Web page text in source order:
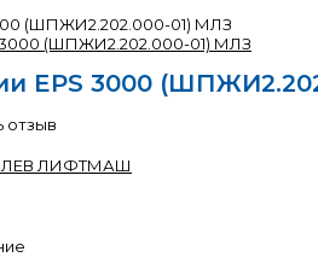
(ШПЖИ2.202.000-01) МЛЗ
EPS 3000
отзыв
ЛИФТМАШ